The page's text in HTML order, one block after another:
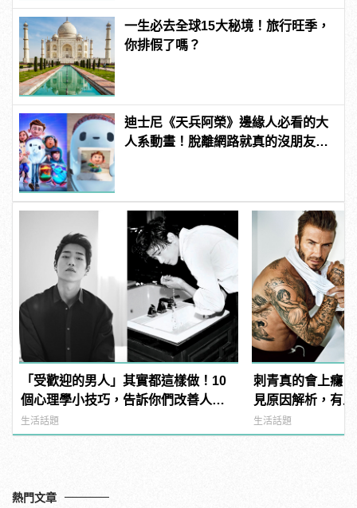
一生必去全球15大秘境！旅行旺季，
你排假了嗎？
迪士尼《天兵阿榮》邊緣人必看的大
人系動畫！脫離網路就真的沒朋友
「受歡迎的男人」其實都這樣做！10
個心理學小技巧，告訴你們改善人際
關係的大關鍵！
生活話題
刺青真的會上癮
見原因解析，有
感？ |
生活話題
熱門文章